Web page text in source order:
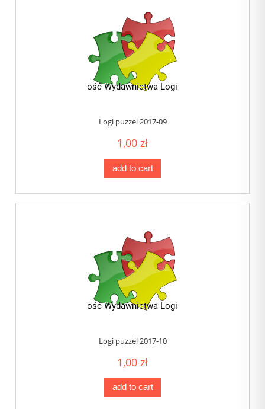
Logi puzzel 2017-09
1,00 zł
add to cart
Logi puzzel 2017-10
1,00 zł
add to cart